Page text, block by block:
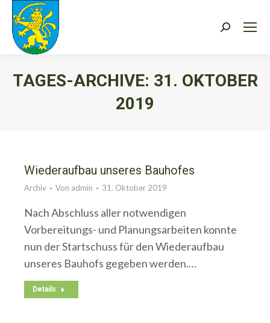
Search:
TAGES-ARCHIVE: 31. OKTOBER
2019
Wiederaufbau unseres Bauhofes
Archiv Von admin 31. Oktober 2019
Nach Abschluss aller notwendigen
Vorbereitungs- und Planungsarbeiten konnte
nun der Startschuss für den Wiederaufbau
unseres Bauhofs gegeben werden.…
Details